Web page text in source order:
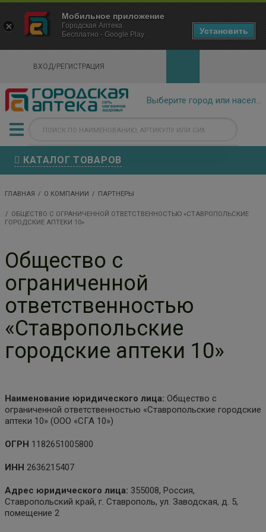
ВХОД/РЕГИСТРАЦИЯ
КАТАЛОГ ТОВАРОВ
ГЛАВНАЯ О КОМПАНИИ ПАРТНЕРЫ
ОБЩЕСТВО С ОГРАНИЧЕННОЙ ОТВЕТСТВЕННОСТЬЮ «СТАВРОПОЛЬСКИЕ
ГОРОДСКИЕ АПТЕКИ 10»
Общество с
ограниченной
ответственностью
«Ставропольские
городские аптеки 10»
Наименование юридического лица: Общество с
ограниченной ответственностью «Ставропольские городские
аптеки 10» (ООО «СГА 10»)
ОГРН 1182651005800
ИНН 2636215407
Адрес юридического лица: 355008, Россия,
Ставропольский край, г. Ставрополь, ул. Заводская, д. 5,
помещение 2
×
Городская Аптека Маркетплейс
- In Google Play
Мобильное приложение
Городская Аптека
Бесплатно - Google Play
Установить